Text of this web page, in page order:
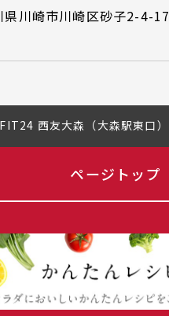
県川崎市川崎区砂子2-4-17
西友大森（大森駅東口）
ページトップ